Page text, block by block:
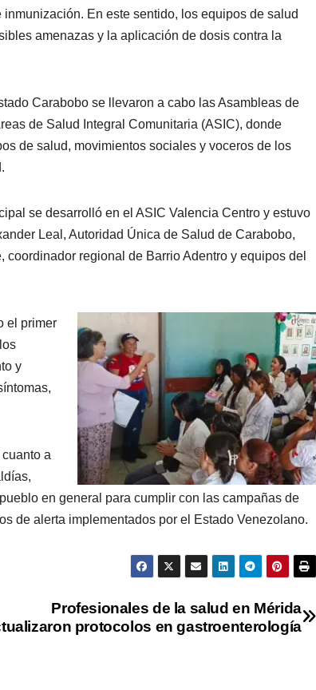
En este sentido, los equipos de salud
amenazas y la aplicación de dosis contra la
Carabobo se llevaron a cabo las Asambleas de
de Salud Integral Comunitaria (ASIC), donde
de salud, movimientos sociales y voceros de los
se desarrolló en el ASIC Valencia Centro y estuvo
Leal, Autoridad Única de Salud de Carabobo,
coordinador regional de Barrio Adentro y equipos del
el primer
y
a
en general para cumplir con las campañas de
de alerta implementados por el Estado Venezolano.
Profesionales de la salud en Mérida
protocolos en gastroenterología